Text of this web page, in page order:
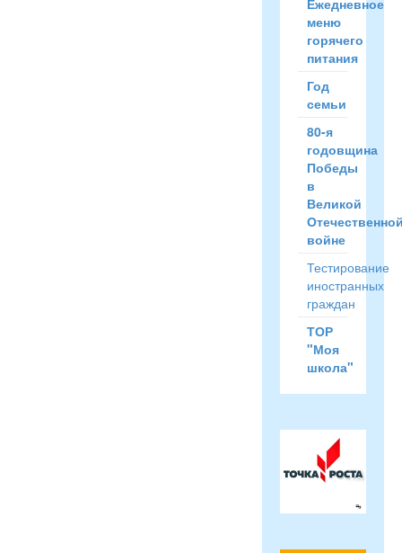
Ежедневное
меню
горячего
питания
Год
семьи
80-я
годовщина
Победы
в
Великой
войне
Тестирование
иностранных
граждан
ТОР
"Моя
школа"